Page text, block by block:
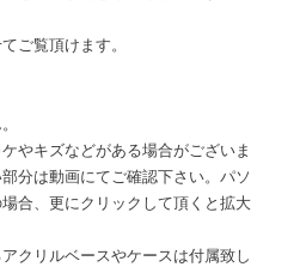
ご覧頂けます。
やキズなどがある場合がございま
分は動画にてご確認下さい。パソ
合、更にクリックして頂くと拡大
クリルベースやケースは付属致し